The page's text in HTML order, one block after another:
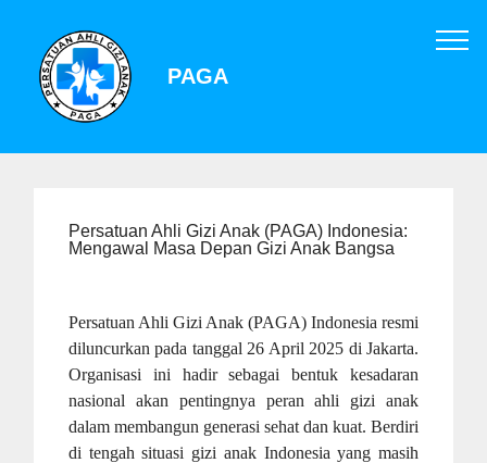
PAGA
Persatuan Ahli Gizi Anak (PAGA) Indonesia:
Mengawal Masa Depan Gizi Anak Bangsa
Persatuan Ahli Gizi Anak (PAGA) Indonesia resmi
diluncurkan pada tanggal 26 April 2025 di Jakarta.
Organisasi ini hadir sebagai bentuk kesadaran
nasional akan pentingnya peran ahli gizi anak
dalam membangun generasi sehat dan kuat. Berdiri
di tengah situasi gizi anak Indonesia yang masih